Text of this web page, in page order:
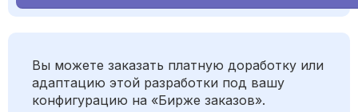
Вы можете заказать платную доработку или
адаптацию этой разработки под вашу
конфигурацию на «Бирже заказов».